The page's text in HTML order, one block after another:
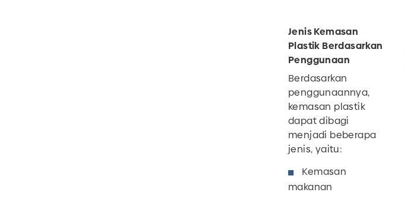
Jenis Kemasan
Plastik Berdasarkan
Penggunaan
Berdasarkan
penggunaannya,
kemasan plastik
dapat dibagi
menjadi beberapa
jenis, yaitu:
Kemasan
makanan